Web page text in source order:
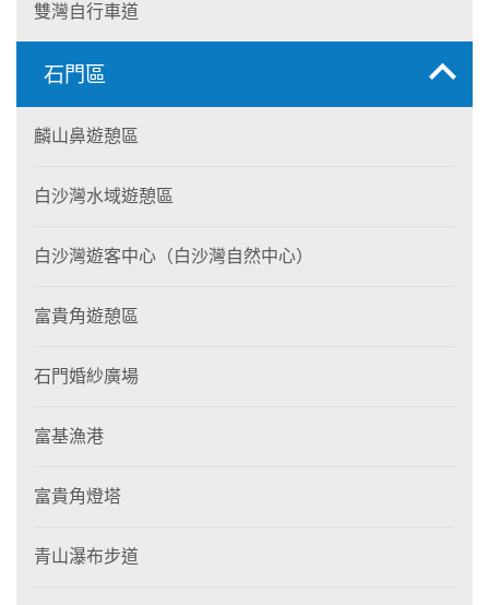
雙灣自行車道
石門區
麟山鼻遊憩區
白沙灣水域遊憩區
白沙灣遊客中心（白沙灣自然中心）
富貴角遊憩區
石門婚紗廣場
富基漁港
富貴角燈塔
青山瀑布步道